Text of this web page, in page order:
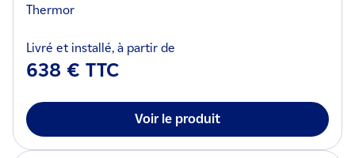
Thermor
Livré et installé, à partir de
638 € TTC
Voir le produit